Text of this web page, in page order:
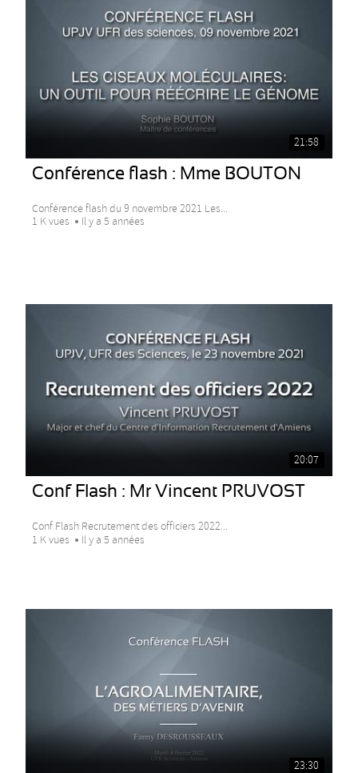
21:58
Conférence flash : Mme BOUTON
Conférence flash du 9 novembre 2021 Les...
1 K vues
Il y a 5 années
20:07
Conf Flash : Mr Vincent PRUVOST
Conf Flash Recrutement des officiers 2022...
1 K vues
Il y a 5 années
23:30